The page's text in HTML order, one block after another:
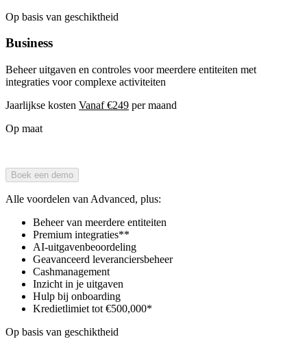
Op basis van geschiktheid
Business
Beheer uitgaven en controles voor meerdere entiteiten met
integraties voor complexe activiteiten
Jaarlijkse kosten Vanaf €249 per maand
Op maat
Boek een demo
Alle voordelen van Advanced, plus:
Beheer van meerdere entiteiten
Premium integraties**
AI-uitgavenbeoordeling
Geavanceerd leveranciersbeheer
Cashmanagement
Inzicht in je uitgaven
Hulp bij onboarding
Kredietlimiet tot €500,000*
Op basis van geschiktheid